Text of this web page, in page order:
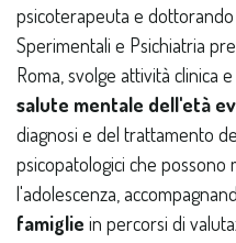
psicoterapeuta e
Sperimentali e Psichiatria
Roma, svolge attività clinica
salute mentale dell'età
diagnosi e del trattamento
psicopatologici che possono
l'adolescenza,
famiglie in percorsi di